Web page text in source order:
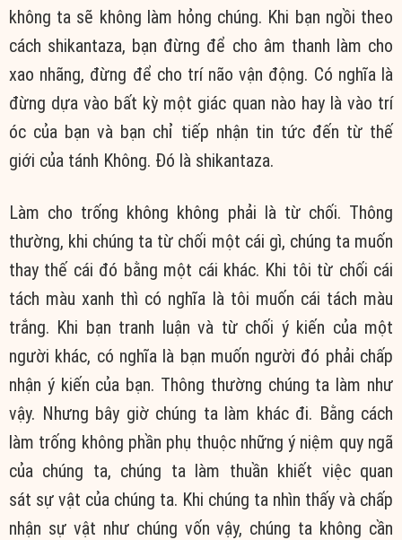
không ta sẽ không làm hỏng chúng. Khi bạn ngồi theo
cách shikantaza, bạn đừng để cho âm thanh làm cho
xao nhãng, đừng để cho trí não vận động. Có nghĩa là
đừng dựa vào bất kỳ một giác quan nào hay là vào trí
óc của bạn và bạn chỉ tiếp nhận tin tức đến từ thế
giới của tánh Không. Đó là shikantaza.
Làm cho trống không không phải là từ chối. Thông
thường, khi chúng ta từ chối một cái gì, chúng ta muốn
thay thế cái đó bằng một cái khác. Khi tôi từ chối cái
tách màu xanh thì có nghĩa là tôi muốn cái tách màu
trắng. Khi bạn tranh luận và từ chối ý kiến của một
người khác, có nghĩa là bạn muốn người đó phải chấp
nhận ý kiến của bạn. Thông thường chúng ta làm như
vậy. Nhưng bây giờ chúng ta làm khác đi. Bằng cách
làm trống không phần phụ thuộc những ý niệm quy ngã
của chúng ta, chúng ta làm thuần khiết việc quan
sát sự vật của chúng ta. Khi chúng ta nhìn thấy và chấp
nhận sự vật như chúng vốn vậy, chúng ta không cần